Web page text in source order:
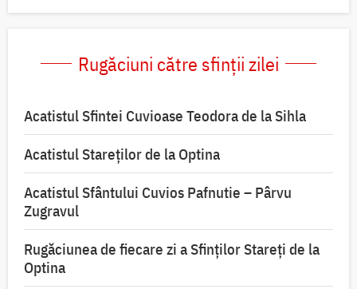
Rugăciuni către sfinții zilei
Acatistul Sfintei Cuvioase Teodora de la Sihla
Acatistul Stareţilor de la Optina
Acatistul Sfântului Cuvios Pafnutie – Pârvu
Zugravul
Rugăciunea de fiecare zi a Sfinților Stareți de la
Optina